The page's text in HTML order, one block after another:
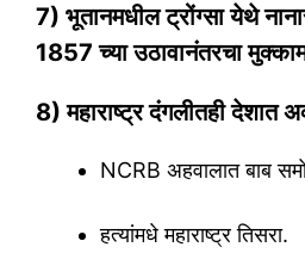
7) भूतानमधील ट्रोंग्सा येथे
1857 च्या उठावानंतरचा
8) महाराष्ट्र दंगलीतही देशात
NCRB अहवालात बाब
हत्यांमधे महाराष्ट्र तिसरा.